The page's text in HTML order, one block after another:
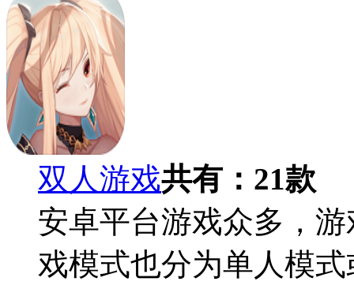
双人游戏共有： 21款
安卓平台游戏众多，
戏模式也分为单人模